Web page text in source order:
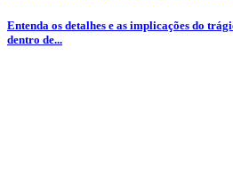
Entenda os detalhes e as implicações do
dentro de...